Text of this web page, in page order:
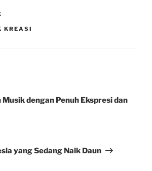
KREASI
dengan Penuh Ekspresi dan
yang Sedang Naik Daun